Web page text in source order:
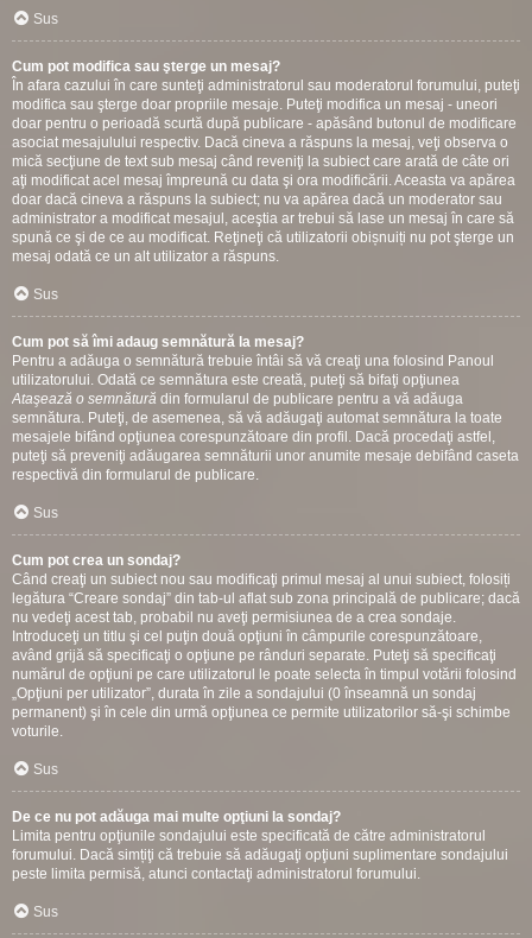
Sus
Cum pot modifica sau şterge un mesaj?
În afara cazului în care sunteţi administratorul sau moderatorul forumului, puteţi
modifica sau şterge doar propriile mesaje. Puteţi modifica un mesaj - uneori
doar pentru o perioadă scurtă după publicare - apăsând butonul de modificare
asociat mesajulului respectiv. Dacă cineva a răspuns la mesaj, veţi observa o
mică secţiune de text sub mesaj când reveniţi la subiect care arată de câte ori
aţi modificat acel mesaj împreună cu data şi ora modificării. Aceasta va apărea
doar dacă cineva a răspuns la subiect; nu va apărea dacă un moderator sau
administrator a modificat mesajul, aceştia ar trebui să lase un mesaj în care să
spună ce şi de ce au modificat. Reţineţi că utilizatorii obișnuiți nu pot şterge un
mesaj odată ce un alt utilizator a răspuns.
Sus
Cum pot să îmi adaug semnătură la mesaj?
Pentru a adăuga o semnătură trebuie întâi să vă creaţi una folosind Panoul
utilizatorului. Odată ce semnătura este creată, puteţi să bifaţi opţiunea
Ataşează o semnătură din formularul de publicare pentru a vă adăuga
semnătura. Puteţi, de asemenea, să vă adăugaţi automat semnătura la toate
mesajele bifând opţiunea corespunzătoare din profil. Dacă procedaţi astfel,
puteţi să preveniţi adăugarea semnăturii unor anumite mesaje debifând caseta
respectivă din formularul de publicare.
Sus
Cum pot crea un sondaj?
Când creaţi un subiect nou sau modificaţi primul mesaj al unui subiect, folosiți
legătura “Creare sondaj” din tab-ul aflat sub zona principală de publicare; dacă
nu vedeţi acest tab, probabil nu aveţi permisiunea de a crea sondaje.
Introduceţi un titlu şi cel puţin două opţiuni în câmpurile corespunzătoare,
având grijă să specificaţi o opţiune pe rânduri separate. Puteţi să specificaţi
numărul de opţiuni pe care utilizatorul le poate selecta în timpul votării folosind
„Opţiuni per utilizator”, durata în zile a sondajului (0 înseamnă un sondaj
permanent) şi în cele din urmă opţiunea ce permite utilizatorilor să-şi schimbe
voturile.
Sus
De ce nu pot adăuga mai multe opţiuni la sondaj?
Limita pentru opţiunile sondajului este specificată de către administratorul
forumului. Dacă simțiţi că trebuie să adăugaţi opţiuni suplimentare sondajului
peste limita permisă, atunci contactaţi administratorul forumului.
Sus